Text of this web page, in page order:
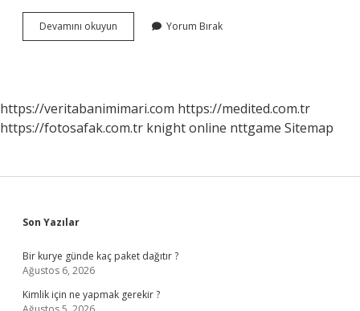
Devamını okuyun
Türklerde
Temel
Özellik
Yorum Bırak
https://veritabanimimari.com https://medited.com.tr
https://fotosafak.com.tr knight online nttgame Sitemap
Sidebar
Son Yazılar
Bir kurye günde kaç paket dağıtır ?
Ağustos 6, 2026
Kimlik için ne yapmak gerekir ?